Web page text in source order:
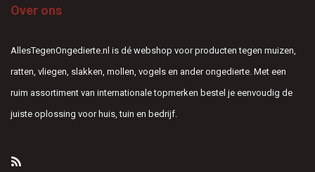
Over ons
AllesTegenOngedierte.nl is dé webshop voor producten tegen muizen,
ratten, vliegen, slakken, mollen, vogels en ander ongedierte. Met een
ruim assortiment van internationale topmerken bestel je eenvoudig de
juiste oplossing voor huis, tuin en bedrijf.